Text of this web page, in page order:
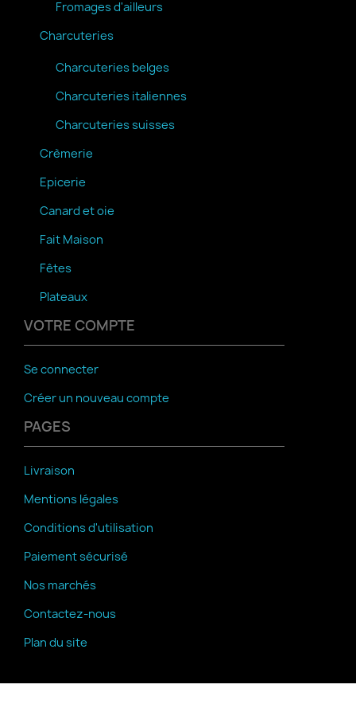
Fromages d'ailleurs
Charcuteries
Charcuteries belges
Charcuteries italiennes
Charcuteries suisses
Crèmerie
Epicerie
Canard et oie
Fait Maison
Fêtes
Plateaux
VOTRE COMPTE
Se connecter
Créer un nouveau compte
PAGES
Livraison
Mentions légales
Conditions d'utilisation
Paiement sécurisé
Nos marchés
Contactez-nous
Plan du site